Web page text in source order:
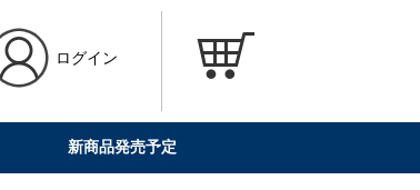
ログイン
新商品発売予定